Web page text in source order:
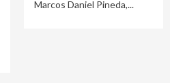
Marcos Daniel Pineda,...